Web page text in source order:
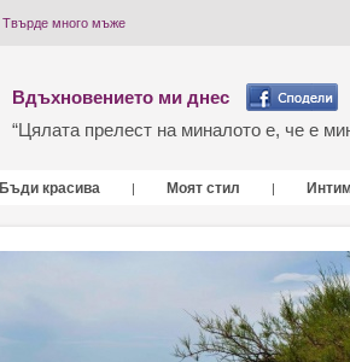
Твърде много мъже
Вдъхновението ми днес
“Цялата прелест на миналото е, че е
Бъди красива | Моят стил |